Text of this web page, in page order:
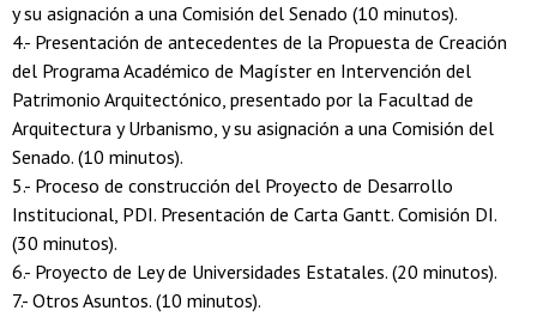
y su asignación a una Comisión del Senado (10 minutos).
4.- Presentación de antecedentes de la Propuesta de Creación
del Programa Académico de Magíster en Intervención del
Patrimonio Arquitectónico, presentado por la Facultad de
Arquitectura y Urbanismo, y su asignación a una Comisión del
Senado. (10 minutos).
5.- Proceso de construcción del Proyecto de Desarrollo
Institucional, PDI. Presentación de Carta Gantt. Comisión DI.
(30 minutos).
6.- Proyecto de Ley de Universidades Estatales. (20 minutos).
7.- Otros Asuntos. (10 minutos).